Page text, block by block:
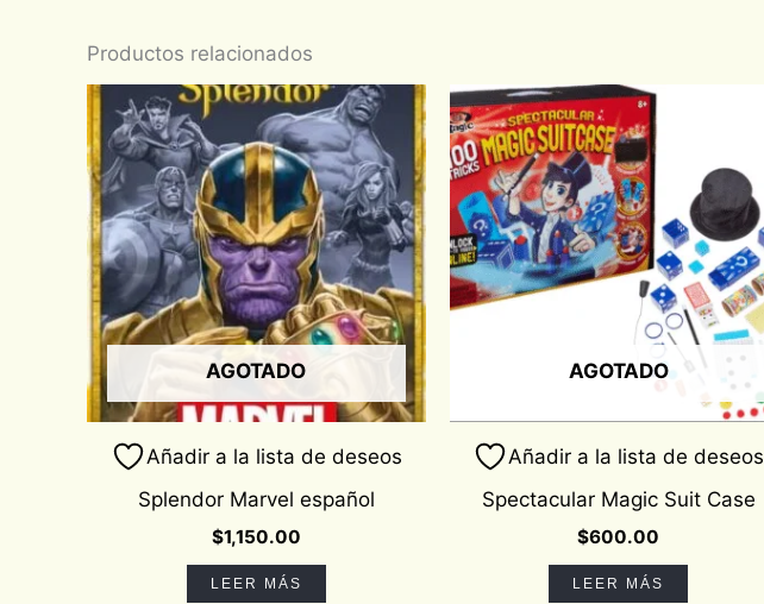
Productos relacionados
AGOTADO
Añadir a la lista de deseos
Splendor Marvel español
$1,150.00
LEER MÁS
AGOTADO
Añadir a la lista de deseos
Spectacular Magic Suit Case
$600.00
LEER MÁS